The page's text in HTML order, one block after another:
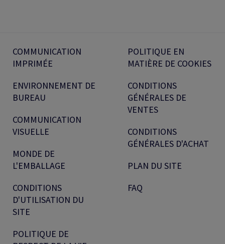
COMMUNICATION
IMPRIMÉE
ENVIRONNEMENT DE
BUREAU
COMMUNICATION
VISUELLE
MONDE DE
L'EMBALLAGE
CONDITIONS
D'UTILISATION DU
SITE
POLITIQUE DE
POLITIQUE EN
MATIÈRE DE COOKIES
CONDITIONS
GÉNÉRALES DE
VENTES
CONDITIONS
GÉNÉRALES D'ACHAT
PLAN DU SITE
FAQ